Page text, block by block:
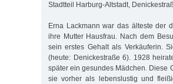
Stadtteil Harburg-Altstadt,
Erna Lackmann war das älteste der
ihre Mutter Hausfrau. Nach dem
sein erstes Gehalt als Verkäuferin.
(heute: Denickestraße 6). 1928
später ein gesundes Mädchen. Diese
sie vorher als lebenslustig und